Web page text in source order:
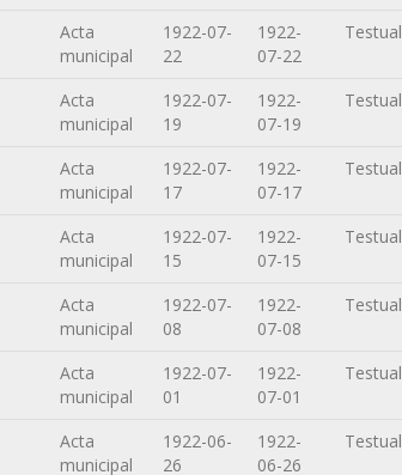
Acta
municipal
1922-07-
22
1922-
07-22
Testual
Acta
municipal
1922-07-
19
1922-
07-19
Testual
Acta
municipal
1922-07-
17
1922-
07-17
Testual
Acta
municipal
1922-07-
15
1922-
07-15
Testual
Acta
municipal
1922-07-
08
1922-
07-08
Testual
Acta
municipal
1922-07-
01
1922-
07-01
Testual
Acta
municipal
1922-06-
26
1922-
06-26
Testual